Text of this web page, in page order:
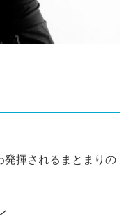
発揮されるまとまりの